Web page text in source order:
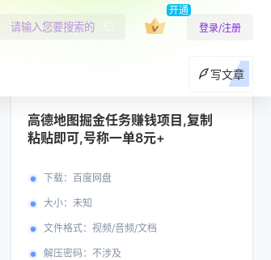
开通
登录/注册
写文章
高德地图掘金任务赚钱项目,复制
粘贴即可,号称一单8元+
下载： 百度网盘
大小： 未知
文件格式： 视频/音频/文档
解压密码： 不涉及